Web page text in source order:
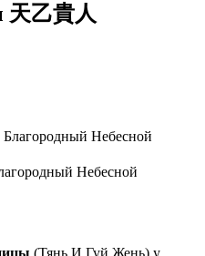
乙貴人
Небесной
(Тянь И Гуй Жень) у